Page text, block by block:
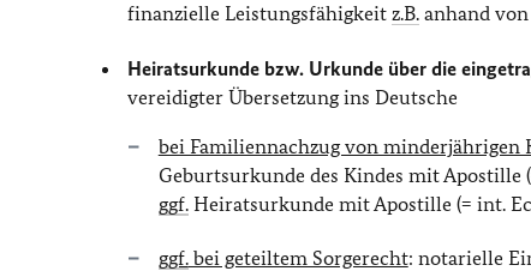
finanzielle Leistungsfähigkeitz.B. anhand von
Heiratsurkunde bzw. Urkunde über die
vereidigter Übersetzung ins Deutsche
bei Familiennachzug von minderjährigen
Geburtsurkunde des Kindes mit
ggf.Heiratsurkunde mit Apostille (= int.
ggf.bei geteiltem Sorgerecht: notarielle